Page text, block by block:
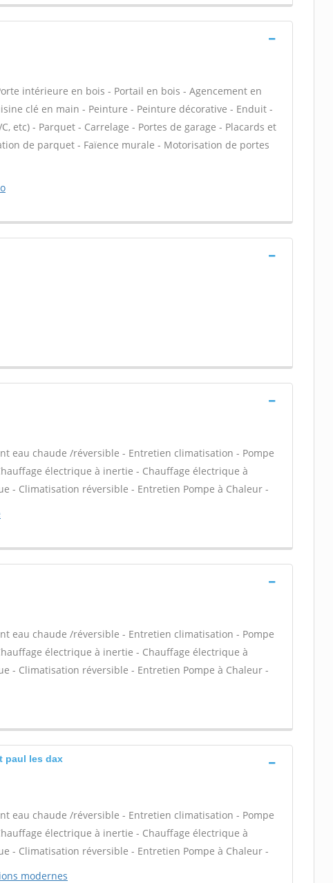
intérieure en bois - Portail en bois - Agencement en
clé en main - Peinture - Peinture décorative - Enduit -
etc) - Parquet - Carrelage - Portes de garage - Placards et
de parquet - Faïence murale - Motorisation de portes
eau chaude /réversible - Entretien climatisation - Pompe
électrique à inertie - Chauffage électrique à
- Climatisation réversible - Entretien Pompe à Chaleur -
eau chaude /réversible - Entretien climatisation - Pompe
électrique à inertie - Chauffage électrique à
- Climatisation réversible - Entretien Pompe à Chaleur -
paul les dax
eau chaude /réversible - Entretien climatisation - Pompe
électrique à inertie - Chauffage électrique à
- Climatisation réversible - Entretien Pompe à Chaleur -
modernes